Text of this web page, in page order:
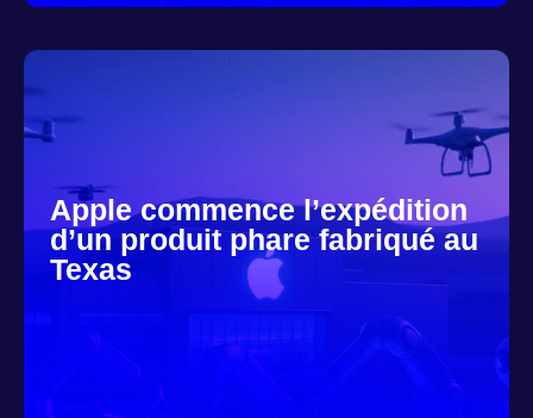
Apple commence l’expédition
d’un produit phare fabriqué au
Texas